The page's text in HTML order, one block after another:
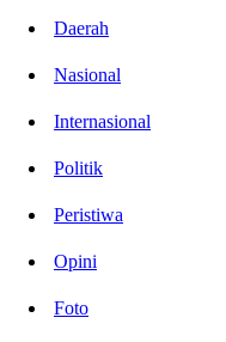
Daerah
Nasional
Internasional
Politik
Peristiwa
Opini
Foto